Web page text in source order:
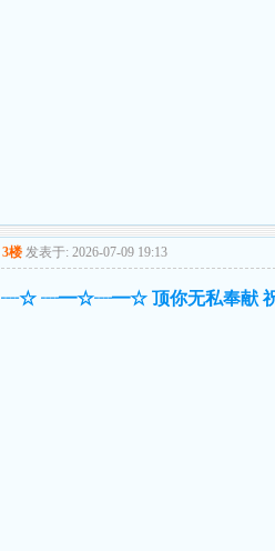
3楼 发表于: 2026-07-09 19:13
┈☆ ┈━☆┈━☆ 顶你无私奉献